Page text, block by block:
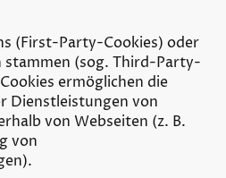
(First-Party-Cookies) oder
(sog. Third-Party-
ermöglichen die
Dienstleistungen von
von Webseiten (z. B.
von